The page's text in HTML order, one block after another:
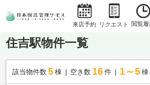
来店予約 リクエスト 閲覧
住吉駅物件一覧
該当物件数 5棟 空き数 16 件 1～5 棟